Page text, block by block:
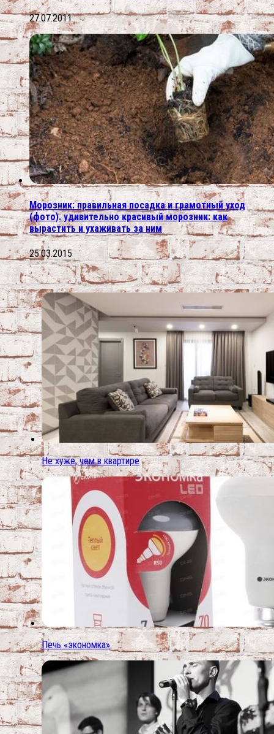
27.07.2011
Морозник: правильная посадка и грамотный уход
(фото). удивительно красивый морозник: как
вырастить и ухаживать за ним
25.03.2015
Не хуже, чем в квартире
Печь «экономка»